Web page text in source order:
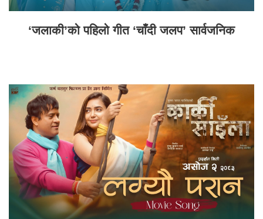
‘जलाकी’को पहिलो गीत ‘चाँदी जलप’ सार्वजनिक